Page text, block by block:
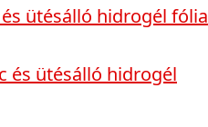
ütésálló hidrogél fólia
és ütésálló hidrogél